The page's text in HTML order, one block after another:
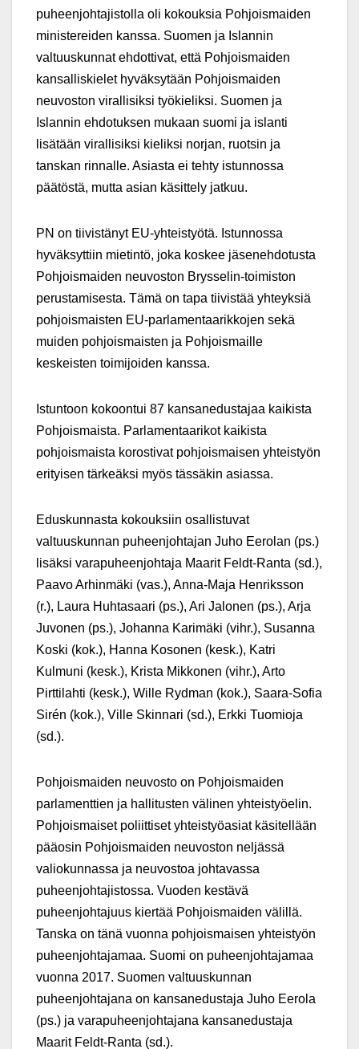
puheenjohtajistolla oli kokouksia Pohjoismaiden
ministereiden kanssa. Suomen ja Islannin
valtuuskunnat ehdottivat, että Pohjoismaiden
kansalliskielet hyväksytään Pohjoismaiden
neuvoston virallisiksi työkieliksi. Suomen ja
Islannin ehdotuksen mukaan suomi ja islanti
lisätään virallisiksi kieliksi norjan, ruotsin ja
tanskan rinnalle. Asiasta ei tehty istunnossa
päätöstä, mutta asian käsittely jatkuu.
PN on tiivistänyt EU-yhteistyötä. Istunnossa
hyväksyttiin mietintö, joka koskee jäsenehdotusta
Pohjoismaiden neuvoston Brysselin-toimiston
perustamisesta. Tämä on tapa tiivistää yhteyksiä
pohjoismaisten EU-parlamentaarikkojen sekä
muiden pohjoismaisten ja Pohjoismaille
keskeisten toimijoiden kanssa.
Istuntoon kokoontui 87 kansanedustajaa kaikista
Pohjoismaista. Parlamentaarikot kaikista
pohjoismaista korostivat pohjoismaisen yhteistyön
erityisen tärkeäksi myös tässäkin asiassa.
Eduskunnasta kokouksiin osallistuvat
valtuuskunnan puheenjohtajan Juho Eerolan (ps.)
lisäksi varapuheenjohtaja Maarit Feldt-Ranta (sd.),
Paavo Arhinmäki (vas.), Anna-Maja Henriksson
(r.), Laura Huhtasaari (ps.), Ari Jalonen (ps.), Arja
Juvonen (ps.), Johanna Karimäki (vihr.), Susanna
Koski (kok.), Hanna Kosonen (kesk.), Katri
Kulmuni (kesk.), Krista Mikkonen (vihr.), Arto
Pirttilahti (kesk.), Wille Rydman (kok.), Saara-Sofia
Sirén (kok.), Ville Skinnari (sd.), Erkki Tuomioja
(sd.).
Pohjoismaiden neuvosto on Pohjoismaiden
parlamenttien ja hallitusten välinen yhteistyöelin.
Pohjoismaiset poliittiset yhteistyöasiat käsitellään
pääosin Pohjoismaiden neuvoston neljässä
valiokunnassa ja neuvostoa johtavassa
puheenjohtajistossa. Vuoden kestävä
puheenjohtajuus kiertää Pohjoismaiden välillä.
Tanska on tänä vuonna pohjoismaisen yhteistyön
puheenjohtajamaa. Suomi on puheenjohtajamaa
vuonna 2017. Suomen valtuuskunnan
puheenjohtajana on kansanedustaja Juho Eerola
(ps.) ja varapuheenjohtajana kansanedustaja
Maarit Feldt-Ranta (sd.).